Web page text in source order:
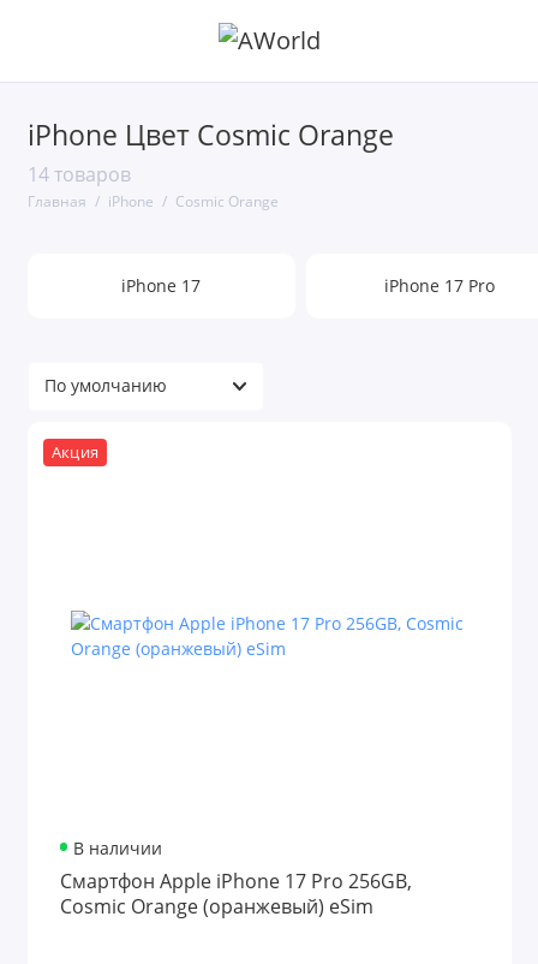
iPhone Цвет Cosmic Orange
14 товаров
Главная iPhone Cosmic Orange
iPhone 17 iPhone 17 Pro
Акция
В наличии
Смартфон Apple iPhone 17 Pro 256GB,
Cosmic Orange (оранжевый) eSim